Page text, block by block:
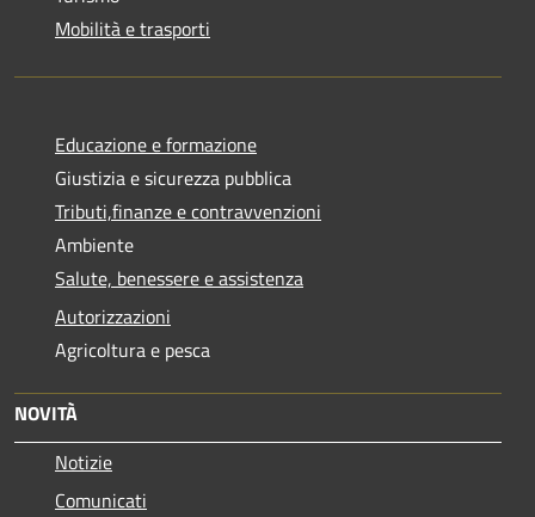
Mobilità e trasporti
Educazione e formazione
Giustizia e sicurezza pubblica
Tributi,finanze e contravvenzioni
Ambiente
Salute, benessere e assistenza
Autorizzazioni
Agricoltura e pesca
NOVITÀ
Notizie
Comunicati